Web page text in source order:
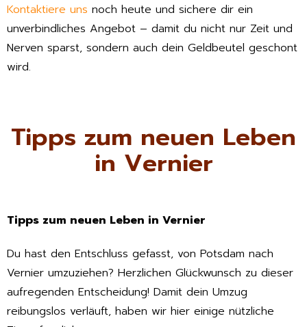
Kontaktiere uns noch heute und sichere dir ein
unverbindliches Angebot – damit du nicht nur Zeit und
Nerven sparst, sondern auch dein Geldbeutel geschont
wird.
Tipps zum neuen Leben
in Vernier
Tipps zum neuen Leben in Vernier
Du hast den Entschluss gefasst, von Potsdam nach
Vernier umzuziehen? Herzlichen Glückwunsch zu dieser
aufregenden Entscheidung! Damit dein Umzug
reibungslos verläuft, haben wir hier einige nützliche